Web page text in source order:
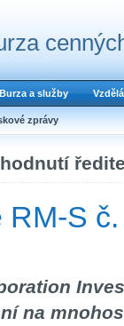
Burza a služby
zprávy
S
na